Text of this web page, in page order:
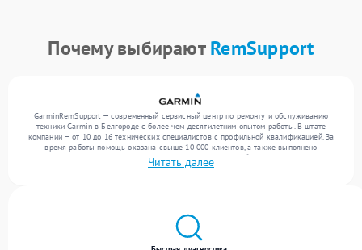
Почему выбираютRemSupport
GarminRemSupport — современный сервисный центр по ремонту и обслуживанию
техники Garmin в Белгороде с более чем десятилетним опытом работы. В штате
компании — от 10 до 16 технических специалистов с профильной квалификацией. За
время работы помощь оказана свыше 10 000 клиентов, а также выполнено
выполнено более 12 000 ремонтов. Ежемесячно в сервисный центр поступает более
300 устройств, включая , , . Мы беремся за задачи любой сложности и предлагаем
Читать далее